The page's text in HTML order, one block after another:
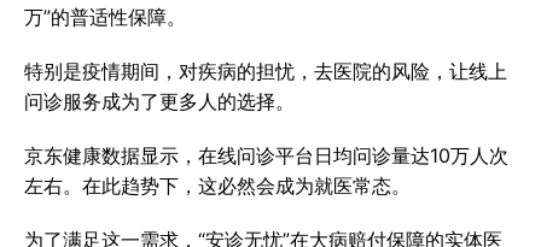
万”的普适性保障。
特别是疫情期间，对疾病的担忧，去医院的风险，让线上
问诊服务成为了更多人的选择。
京东健康数据显示，在线问诊平台日均问诊量达10万人次
左右。在此趋势下，这必然会成为就医常态。
为了满足这一需求，“安诊无忧”在大病赔付保障的实体医